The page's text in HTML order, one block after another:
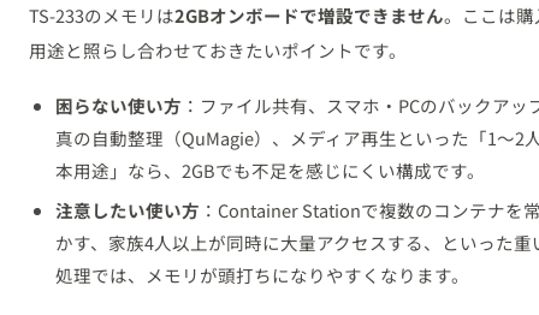
TS-233のメモリは2GBオンボードで増設できません。ここは
用途と照らし合わせておきたいポイントです。
困らない使い方 ：ファイル共有、スマホ・PCのバックアッ
真の自動整理（QuMagie）、メディア再生といった「1〜2
本用途」なら、2GBでも不足を感じにくい構成です。
注意したい使い方 ：Container Stationで複数のコンテナを
かす、家族4人以上が同時に大量アクセスする、といった重
処理では、メモリが頭打ちになりやすくなります。